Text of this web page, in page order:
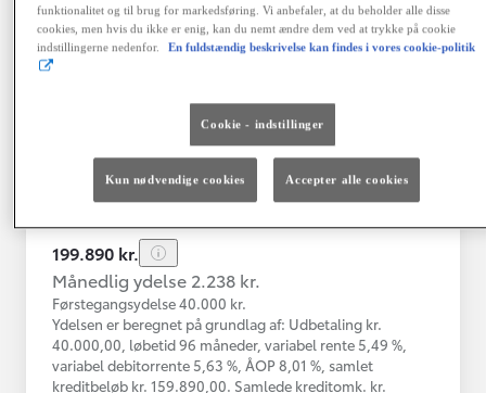
Herlev
HYBRID
76.000 km
Hybrid Benzin
Geartype
Automatisk
gearkasse
Vis mere
199.890 kr.
Månedlig ydelse 2.238 kr.
Førstegangsydelse 40.000 kr.
Ydelsen er beregnet på grundlag af: Udbetaling kr.
40.000,00, løbetid 96 måneder, variabel rente 5,49 %,
variabel debitorrente 5,63 %, ÅOP 8,01 %, samlet
kreditbeløb kr. 159.890,00. Samlede kreditomk. kr.
funktionalitet og til brug for markedsføring. Vi anbefaler, at du beholder alle disse
cookies, men hvis du ikke er enig, kan du nemt ændre dem ved at trykke på cookie
indstillingerne nedenfor.
En fuldstændig beskrivelse kan findes i vores cookie-politik
Cookie - indstillinger
Kun nødvendige cookies Accepter alle cookies